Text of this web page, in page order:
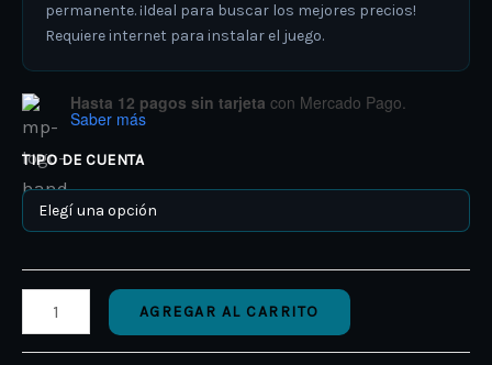
permanente. ¡Ideal para buscar los mejores precios!
Requiere internet para instalar el juego.
Hasta 12 pagos sin tarjeta con Mercado Pago.
Saber más
TIPO DE CUENTA
AGREGAR AL CARRITO